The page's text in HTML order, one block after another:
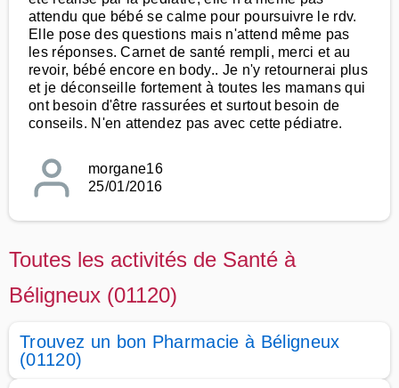
attendu que bébé se calme pour poursuivre le rdv.
Elle pose des questions mais n'attend même pas
les réponses. Carnet de santé rempli, merci et au
revoir, bébé encore en body.. Je n'y retournerai plus
et je déconseille fortement à toutes les mamans qui
ont besoin d'être rassurées et surtout besoin de
conseils. N'en attendez pas avec cette pédiatre.
morgane16
25/01/2016
Toutes les activités de Santé à
Béligneux (01120)
Trouvez un bon Pharmacie à Béligneux
(01120)